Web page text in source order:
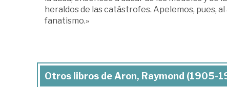
heraldos de las catástrofes. Apelemos, pues,
fanatismo.»
Otros libros de Aron, Raymond (1905-